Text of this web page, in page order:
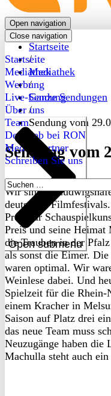
Open navigation
Close navigation
Startseite
Mediathek
Werbung
Live-Sendung
Über uns
Open submenu
Team
Dein Job bei RON
Medienpartner
Schreiben Sie uns
Suchen
nach:
Startseite
/
Mediathek
/
Ganze Sendungen
/
Sendung vom
Sendung vom
Wir sind in
deutschen
Preis für
Preis und seine Heimat
die Trauben in der
als sonst die Eimer.
waren optimal. Wir
Weinlese dabei. Und
Spielzeit für die
einem Kracher in
Saison auf Platz drei
das neue Team muss
Neuzugänge haben
Machulla steht auch